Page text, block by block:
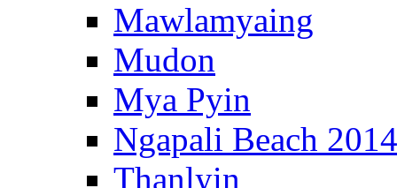
Mawlamyaing
Mudon
Mya Pyin
Ngapali Beach 2014
Thanlyin